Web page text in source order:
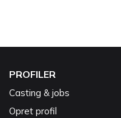
PROFILER
Casting & jobs
Opret profil